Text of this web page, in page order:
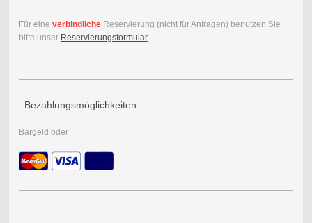
Für eine verbindlicheReservierung (nicht für Anfragen) benutzen Sie
bitte unser Reservierungsformular
Bezahlungsmöglichkeiten
Bargeld oder